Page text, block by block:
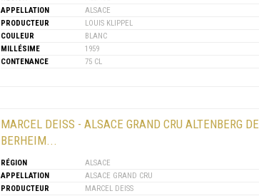
APPELLATION
ALSACE
PRODUCTEUR
LOUIS KLIPPEL
COULEUR
BLANC
MILLÉSIME
1959
CONTENANCE
75 CL
MARCEL DEISS - ALSACE GRAND CRU ALTENBERG DE
BERHEIM...
RÉGION
ALSACE
APPELLATION
ALSACE GRAND CRU
PRODUCTEUR
MARCEL DEISS